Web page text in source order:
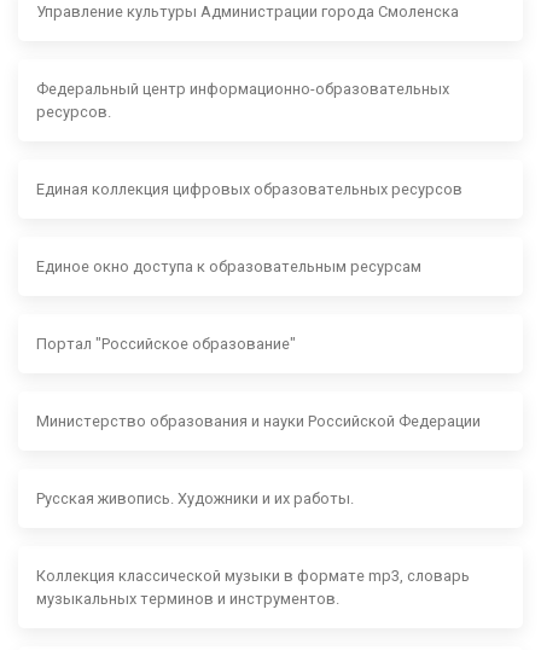
Управление культуры Администрации города Смоленска
Федеральный центр информационно-образовательных
ресурсов.
Единая коллекция цифровых образовательных ресурсов
Единое окно доступа к образовательным ресурсам
Портал "Российское образование"
Министерство образования и науки Российской Федерации
Русская живопись. Художники и их работы.
Коллекция классической музыки в формате mp3, словарь
музыкальных терминов и инструментов.